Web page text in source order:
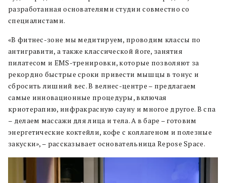
разработанная основателями студии совместно со
специалистами.
«В фитнес-зоне мы медитируем, проводим классы по
антигравити, а также классической йоге, занятия
пилатесом и EMS-тренировки, которые позволяют за
рекордно быстрые сроки привести мышцы в тонус и
сбросить лишний вес. В велнес-центре – предлагаем
самые инновационные процедуры, включая
криотерапию, инфракрасную сауну и многое другое. В спа
– делаем массажи для лица и тела. А в баре – готовим
энергетические коктейли, кофе с коллагеном и полезные
закуски», – рассказывает основательница Repose Space.